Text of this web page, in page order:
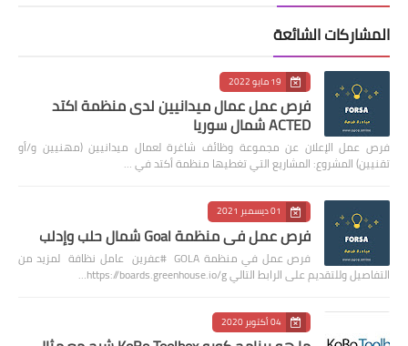
المشاركات الشائعة
19 مايو 2022
فرص عمل عمال ميدانيين لدى منظمة اكتد
ACTED شمال سوريا
فرص عمل الإعلان عن مجموعة وظائف شاغرة لعمال ميدانيين (مهنيين و/أو
تقنيين) المشروع: المشاريع التي تغطيها منظمة أكتد في …
01 ديسمبر 2021
فرص عمل في منظمة Goal شمال حلب وإدلب
فرص عمل في منظمة GOLA #عفرين عامل نظافة لمزيد من
التفاصيل وللتقديم على الرابط التالي https://boards.greenhouse.io/g…
04 أكتوبر 2020